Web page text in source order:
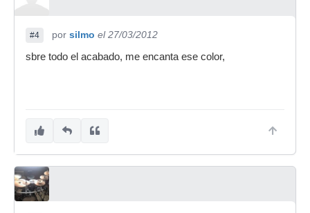
#4 por silmo el 27/03/2012
sbre todo el acabado, me encanta ese color,